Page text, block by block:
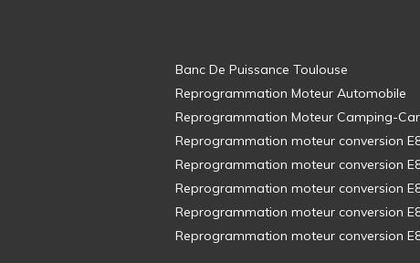
Banc De Puissance Toulouse
Reprogrammation Moteur Automobile
Reprogrammation Moteur Camping-Car
Reprogrammation moteur conversion
Reprogrammation moteur conversion
Reprogrammation moteur conversion
Reprogrammation moteur conversion
Reprogrammation moteur conversion